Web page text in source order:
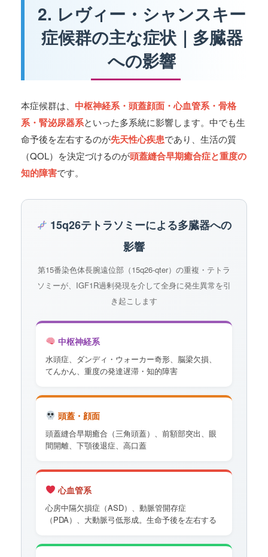
2. レヴィー・シャンスキー
症候群の主な症状｜多臓器
への影響
本症候群は、 中枢神経系・頭蓋顔面・心血管系・骨格
系・腎泌尿器系といった多系統に影響します。中でも生
命予後を左右するのが先天性心疾患であり、生活の質
（QOL）を決定づけるのが頭蓋縫合早期癒合症と重度の
知的障害です。
15q26テトラソミーによる多臓器への
影響
第15番染色体長腕遠位部（15q26-qter）の重複・テトラ
ソミーが、IGF1R過剰発現を介して全身に発生異常を引
き起こします
中枢神経系
水頭症、ダンディ・ウォーカー奇形、脳梁欠損、
てんかん、重度の発達遅滞・知的障害
頭蓋・顔面
頭蓋縫合早期癒合（三角頭蓋）、前額部突出、眼
間開離、下顎後退症、高口蓋
心血管系
心房中隔欠損症（ASD）、動脈管開存症
（PDA）、大動脈弓低形成。生命予後を左右する